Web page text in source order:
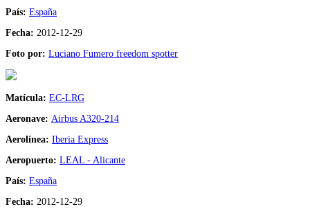
País: España
Fecha: 2012-12-29
Foto por: Luciano Fumero freedom spotter
Matícula: EC-LRG
Aeronave: Airbus A320-214
Aerolínea: Iberia Express
Aeropuerto: LEAL - Alicante
País: España
Fecha: 2012-12-29